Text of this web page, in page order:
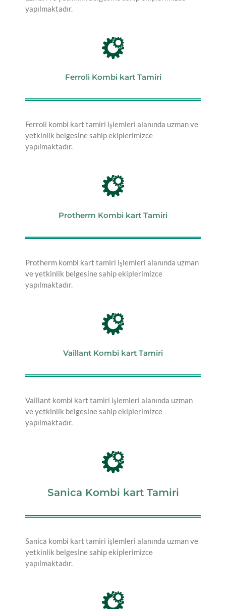
yapılmaktadır.
Ferroli Kombi kart Tamiri
Ferroli kombi kart tamiri işlemleri alanında uzman ve
yetkinlik belgesine sahip ekiplerimizce
yapılmaktadır.
Protherm Kombi kart Tamiri
Protherm kombi kart tamiri işlemleri alanında uzman
ve yetkinlik belgesine sahip ekiplerimizce
yapılmaktadır.
Vaillant Kombi kart Tamiri
Vaillant kombi kart tamiri işlemleri alanında uzman
ve yetkinlik belgesine sahip ekiplerimizce
yapılmaktadır.
Sanica Kombi kart Tamiri
Sanica kombi kart tamiri işlemleri alanında uzman ve
yetkinlik belgesine sahip ekiplerimizce
yapılmaktadır.